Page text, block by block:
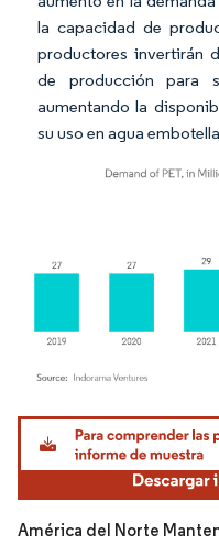
la capacidad de
productores invertirán
de producción para
aumentando la
su uso en agua
Imagen © Mordor Intelligence. El
América del Norte